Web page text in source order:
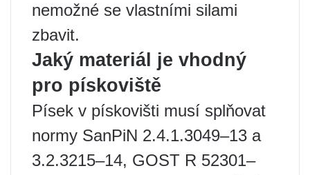
nemožné se vlastními silami
zbavit.
Jaký materiál je vhodný
pro pískoviště
Písek v pískovišti musí splňovat
normy SanPiN 2.4.1.3049–13 a
3.2.3215–14, GOST R 52301–